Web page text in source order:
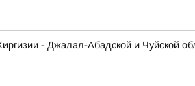
- Джалал-Абадской и Чуйской